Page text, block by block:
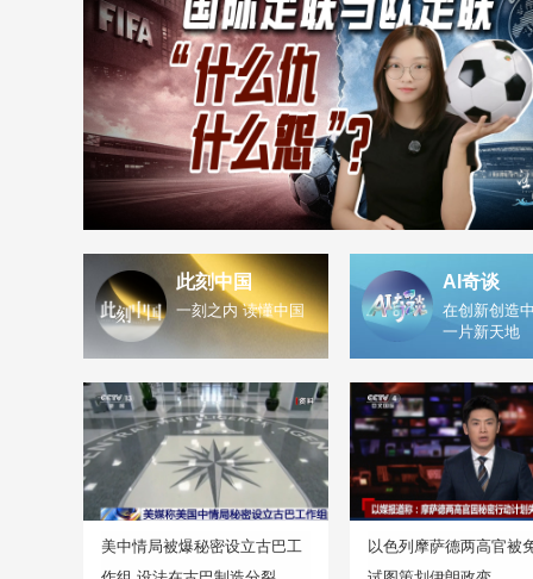
此刻中国
一刻之内 读懂中国
AI奇谈
在创新创造
一片新天地
美中情局被爆秘密设立古巴工
以色列摩萨德两高官被